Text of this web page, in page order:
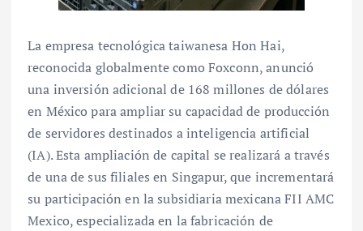
La empresa tecnológica taiwanesa Hon Hai,
reconocida globalmente como Foxconn, anunció
una inversión adicional de 168 millones de dólares
en México para ampliar su capacidad de producción
de servidores destinados a inteligencia artificial
(IA). Esta ampliación de capital se realizará a través
de una de sus filiales en Singapur, que incrementará
su participación en la subsidiaria mexicana FII AMC
Mexico, especializada en la fabricación de